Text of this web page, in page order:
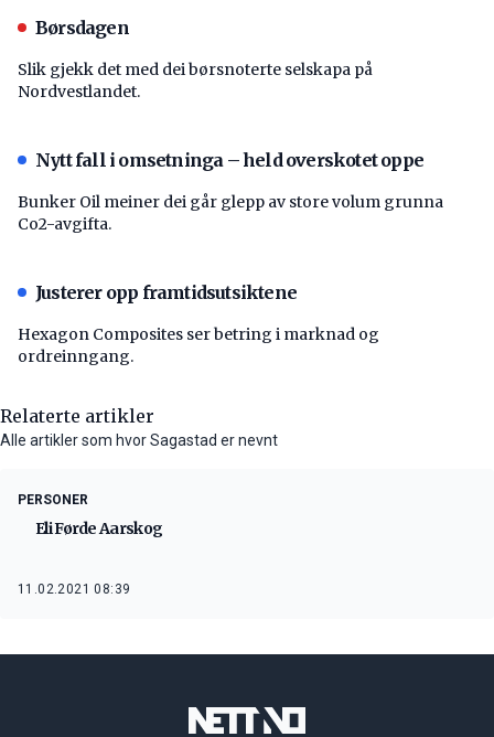
Børsdagen
Slik gjekk det med dei børsnoterte selskapa på
Nordvestlandet.
Nytt fall i omsetninga – held overskotet oppe
Bunker Oil meiner dei går glepp av store volum grunna
Co2-avgifta.
Justerer opp framtidsutsiktene
Hexagon Composites ser betring i marknad og
ordreinngang.
Relaterte artikler
Alle artikler som hvor Sagastad er nevnt
PERSONER
Eli Førde Aarskog
11.02.2021 08:39